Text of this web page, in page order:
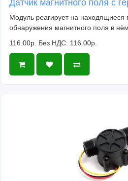
Датчик магнитного поля с
Модуль реагирует на находящиеся
обнаружения магнитного поля в
116.00р. Без НДС: 116.00р.